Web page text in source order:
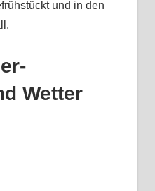
und in den
Wetter